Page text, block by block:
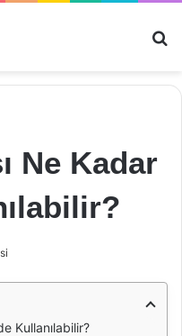
Ne Kadar
Kullanılabilir?